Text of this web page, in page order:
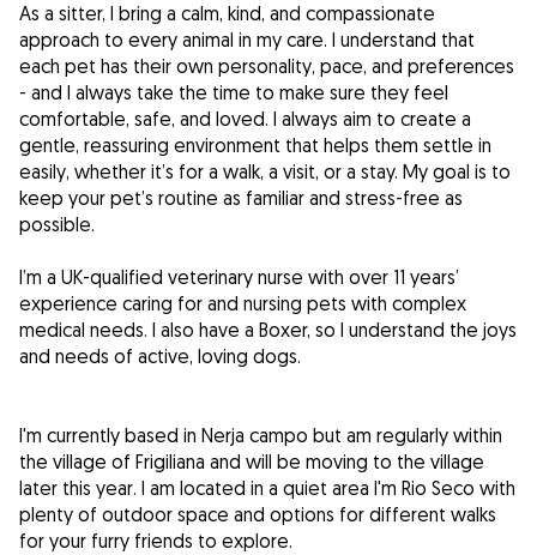
As a sitter, I bring a calm, kind, and compassionate
approach to every animal in my care. I understand that
each pet has their own personality, pace, and preferences
- and I always take the time to make sure they feel
comfortable, safe, and loved. I always aim to create a
gentle, reassuring environment that helps them settle in
easily, whether it’s for a walk, a visit, or a stay. My goal is to
keep your pet’s routine as familiar and stress-free as
possible.
I’m a UK-qualified veterinary nurse with over 11 years’
experience caring for and nursing pets with complex
medical needs. I also have a Boxer, so I understand the joys
and needs of active, loving dogs.
I'm currently based in Nerja campo but am regularly within
the village of Frigiliana and will be moving to the village
later this year. I am located in a quiet area I'm Rio Seco with
plenty of outdoor space and options for different walks
for your furry friends to explore.